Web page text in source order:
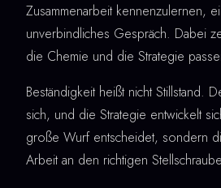
Zusammenarbeit kennenzulernen,
unverbindliches Gespräch. Dabei
die Chemie und die Strategie
Beständigkeit heißt nicht Stillstand.
sich, und die Strategie entwickelt
große Wurf entscheidet, sondern
Arbeit an den richtigen